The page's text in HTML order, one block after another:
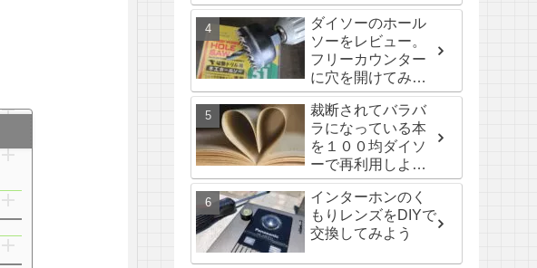
い？検証編
ダイソーのホール
ソーをレビュー。
フリーカウンター
に穴を開けてみ
た。
裁断されてバラバ
ラになっている本
を１００均ダイソ
ーで再利用しよ
う。
インターホンのく
もりレンズをDIYで
交換してみよう